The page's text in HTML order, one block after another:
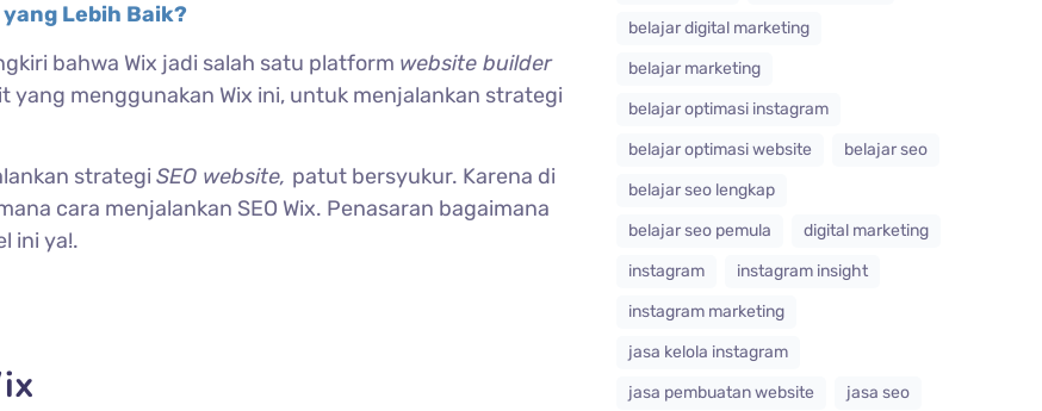
Lebih Baik?
bahwa Wix jadi salah satu platform website builder
yang menggunakan Wix ini, untuk menjalankan strategi
strategi SEO website, patut bersyukur. Karena di
cara menjalankan SEO Wix. Penasaran bagaimana
ini ya!.
belajar digital marketing
belajar marketing
belajar optimasi instagram
belajar optimasi website
belajar seo
belajar seo lengkap
belajar seo pemula
digital marketing
instagram
instagram insight
instagram marketing
jasa kelola instagram
jasa pembuatan website
jasa seo